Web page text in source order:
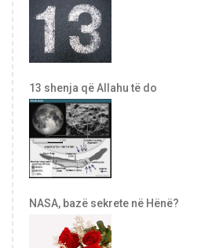
13 shenja që Allahu të do
NASA, bazë sekrete në Hënë?